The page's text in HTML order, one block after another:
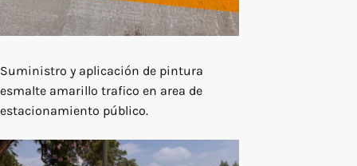
Suministro y aplicación de pintura
esmalte amarillo trafico en area de
estacionamiento público.